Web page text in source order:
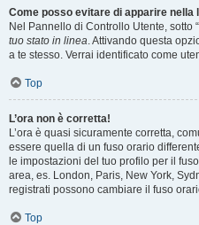
Come posso evitare di apparire nella
Nel Pannello di Controllo Utente, sotto
tuo stato in linea. Attivando questa
a te stesso. Verrai identificato come
Top
L’ora non è corretta!
L’ora è quasi sicuramente corretta,
essere quella di un fuso orario
le impostazioni del tuo profilo per il
area, es. London, Paris, New York,
registrati possono cambiare il fuso
Top